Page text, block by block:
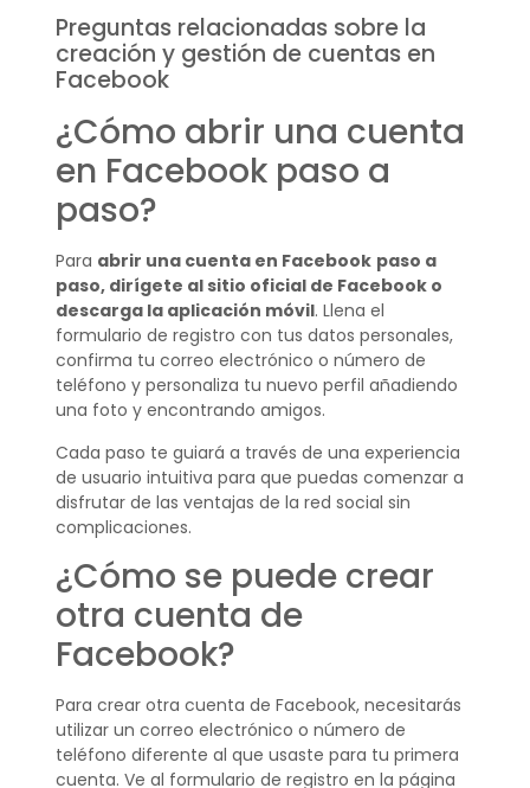
Preguntas relacionadas sobre la
creación y gestión de cuentas en
Facebook
¿Cómo abrir una cuenta
en Facebook paso a
paso?
Para abrir una cuenta en Facebook paso a
paso, dirígete al sitio oficial de Facebook o
descarga la aplicación móvil. Llena el
formulario de registro con tus datos personales,
confirma tu correo electrónico o número de
teléfono y personaliza tu nuevo perfil añadiendo
una foto y encontrando amigos.
Cada paso te guiará a través de una experiencia
de usuario intuitiva para que puedas comenzar a
disfrutar de las ventajas de la red social sin
complicaciones.
¿Cómo se puede crear
otra cuenta de
Facebook?
Para crear otra cuenta de Facebook, necesitarás
utilizar un correo electrónico o número de
teléfono diferente al que usaste para tu primera
cuenta. Ve al formulario de registro en la página